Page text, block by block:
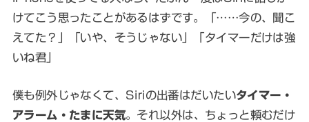
けてこう思ったことがあるはずです。「……今の、聞こ
えてた？」「いや、そうじゃない」「タイマーだけは強
いね君」
僕も例外じゃなくて、Siriの出番はだいたいタイマー・
アラーム・たまに天気。それ以外は、ちょっと頼むだけ